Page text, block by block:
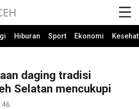
Hiburan Sport Ekonomi
daging tradisi
Selatan mencukupi